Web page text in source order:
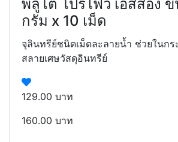
พลูโต โปรไฟว์ เอสสอง
กรัม x 10 เม็ด
จุลินทรีย์ชนิดเม็ดละลายน้ำ ช่วยในกร
สลายเศษวัสดุอินทรีย์
129.00 บาท
160.00 บาท